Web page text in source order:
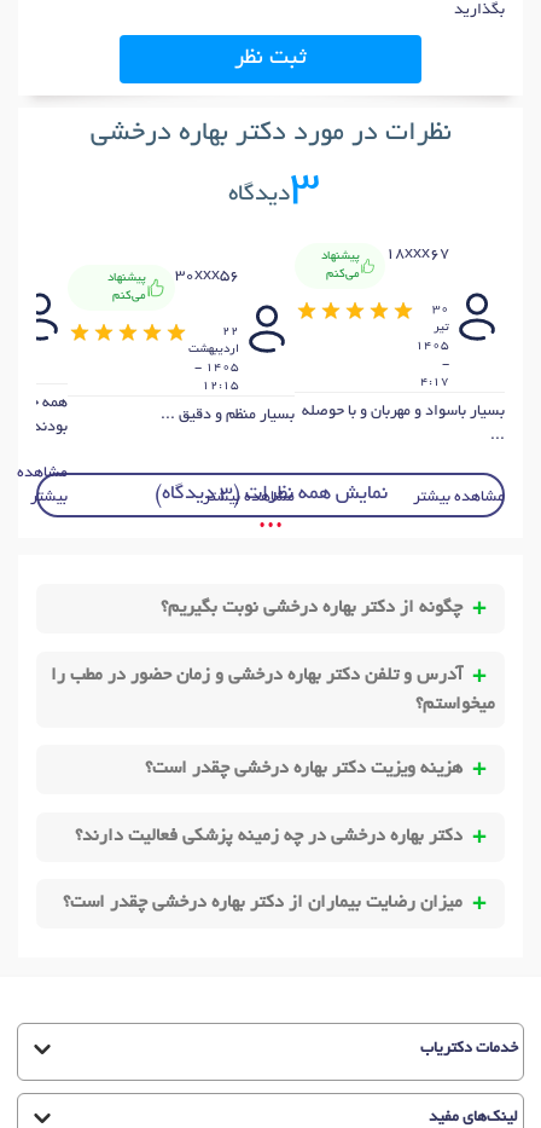
بگذارید
ثبت نظر
نظرات در مورد دکتر بهاره درخشی
3دیدگاه
18xxx67
پیشنهاد
می‌کنم
30
تير
1405
-
4:17
بسیار باسواد و مهربان و با حوصله
...
مشاهده بیشتر
30xxx56
پیشنهاد
می‌کنم
22
ارديبهشت
1405 -
12:15
بسیار منظم و دقیق ...
مشاهده بیشتر
همه چیز
بودند ...
مشاهده
بیشتر
نمایش همه نظرات (3 دیدگاه)
• • •
چگونه از دکتر بهاره درخشی نوبت بگیریم؟
آدرس و تلفن دکتر بهاره درخشی و زمان حضور در مطب را
میخواستم؟
هزینه ویزیت دکتر بهاره درخشی چقدر است؟
دکتر بهاره درخشی در چه زمینه پزشکی فعالیت دارند؟
میزان رضایت بیماران از دکتر بهاره درخشی چقدر است؟
خدمات دکتریاب
لینک‌های مفید